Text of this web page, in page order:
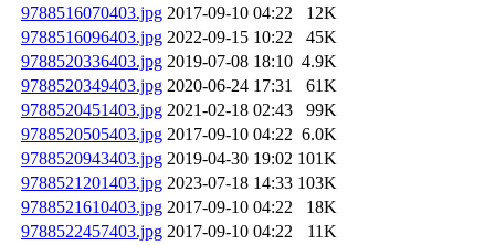
9788516070403.jpg 2017-09-10 04:22
12K
9788516096403.jpg 2022-09-15 10:22
45K
9788520336403.jpg 2019-07-08 18:10 4.9K
9788520349403.jpg 2020-06-24 17:31
61K
9788520451403.jpg 2021-02-18 02:43
99K
9788520505403.jpg 2017-09-10 04:22 6.0K
9788520943403.jpg 2019-04-30 19:02 101K
9788521201403.jpg 2023-07-18 14:33 103K
9788521610403.jpg 2017-09-10 04:22
18K
9788522457403.jpg 2017-09-10 04:22
11K